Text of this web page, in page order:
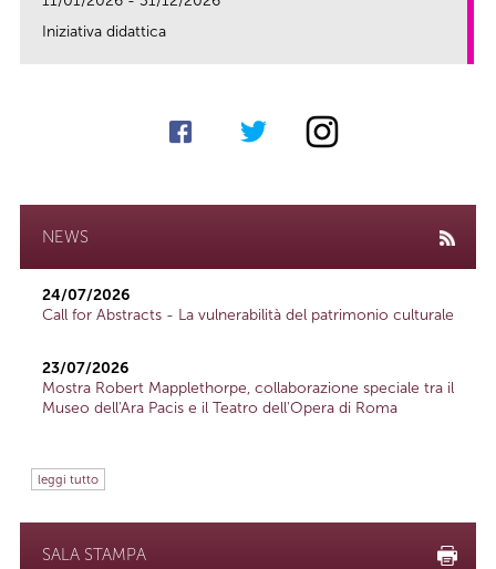
Iniziativa didattica
NEWS
24/07/2026
Call for Abstracts - La vulnerabilità del patrimonio culturale
23/07/2026
Mostra Robert Mapplethorpe, collaborazione speciale tra il
Museo dell'Ara Pacis e il Teatro dell'Opera di Roma
leggi tutto
SALA STAMPA